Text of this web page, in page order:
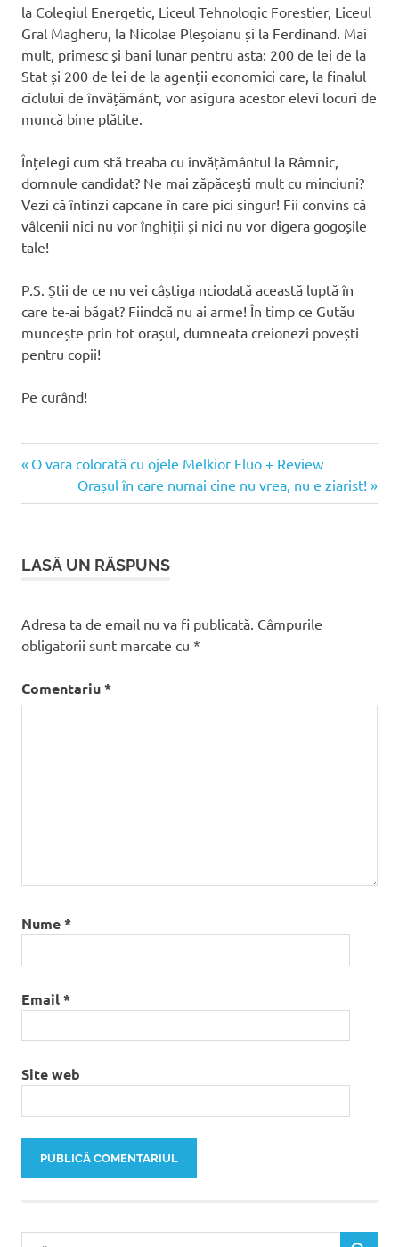
la Colegiul Energetic, Liceul Tehnologic Forestier, Liceul
Gral Magheru, la Nicolae Pleșoianu și la Ferdinand. Mai
mult, primesc și bani lunar pentru asta: 200 de lei de la
Stat și 200 de lei de la agenții economici care, la finalul
ciclului de învățământ, vor asigura acestor elevi locuri de
muncă bine plătite.
Înțelegi cum stă treaba cu învățământul la Râmnic,
domnule candidat? Ne mai zăpăcești mult cu minciuni?
Vezi că întinzi capcane în care pici singur! Fii convins că
vâlcenii nici nu vor înghiții și nici nu vor digera gogoșile
tale!
P.S. Știi de ce nu vei câștiga nciodată această luptă în
care te-ai băgat? Fiindcă nu ai arme! În timp ce Gutău
muncește prin tot orașul, dumneata creionezi povești
pentru copii!
Pe curând!
Navigare
în
Articolul
anterior:
O vara colorată cu ojele Melkior Fluo + Review
Articolul
următor:
Orașul în care numai cine nu vrea, nu e ziarist!
LASĂ UN RĂSPUNS
Adresa ta de email nu va fi publicată. Câmpurile
obligatorii sunt marcate cu *
Comentariu*
Nume*
Email*
Site web